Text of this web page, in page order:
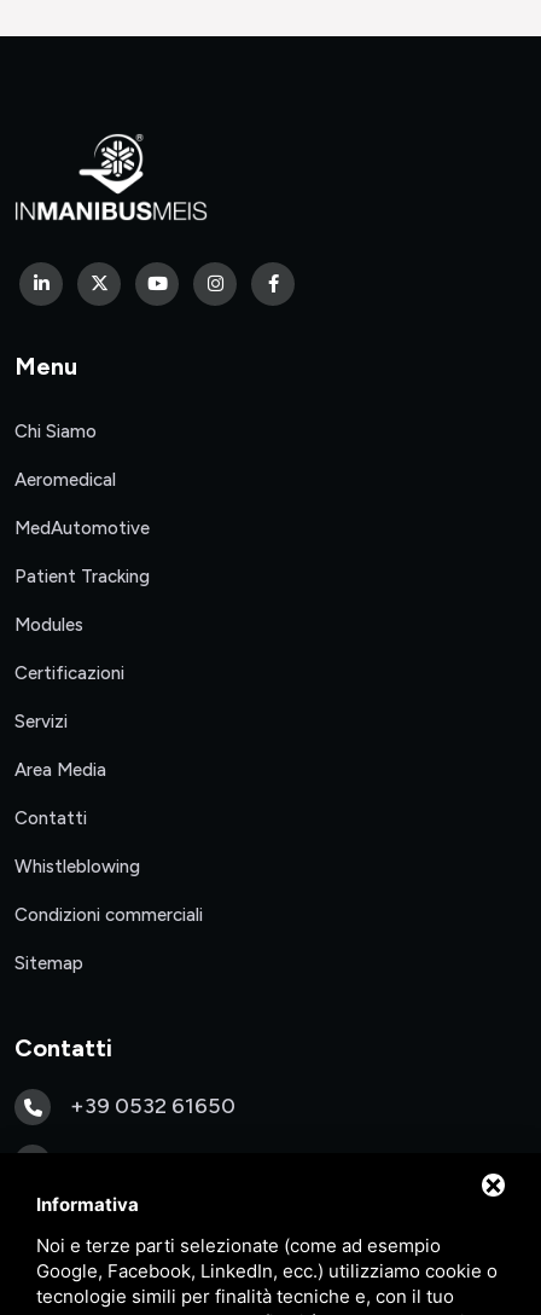
Menu
Chi Siamo
Aeromedical
MedAutomotive
Patient Tracking
Modules
Certificazioni
Servizi
Area Media
Contatti
Whistleblowing
Condizioni commerciali
Sitemap
Contatti
+39 0532 61650
Via Francesco Luigi Ferrari
31/B 44122 – Ferrara (FE) ITALY
P.IVA: 01891240382
Informativa
Noi e terze parti selezionate (come ad esempio
Google, Facebook, LinkedIn, ecc.) utilizziamo cookie o
tecnologie simili per finalità tecniche e, con il tuo